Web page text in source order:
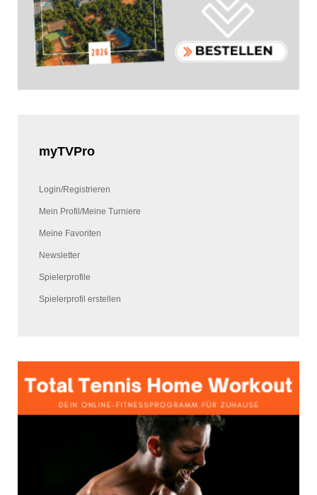
myTVPro
Login/Registrieren
Mein Profil/Meine Turniere
Meine Favoriten
Newsletter
Spielerprofile
Spielerprofil erstellen